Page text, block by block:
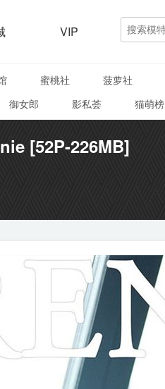
VIP
蜜桃社 菠萝社
御女郎 影私荟 猫萌榜
[52P-226MB]